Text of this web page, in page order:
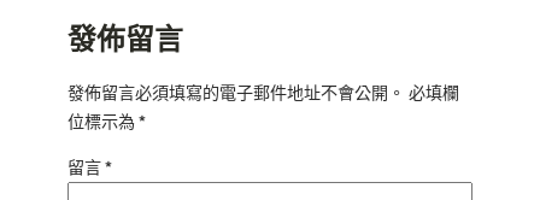
發佈留言
發佈留言必須填寫的電子郵件地址不會公開。 必填欄
位標示為*
留言*